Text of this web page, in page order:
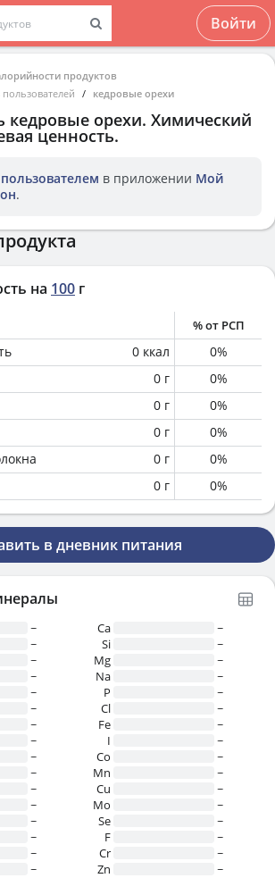
Войти
продуктов
кедровые орехи
кедровые орехи. Химический
ценность.
пользователем в приложении Мой
.
на 100 г
% от РСП
0 ккал 0%
0 г 0%
0 г 0%
0 г 0%
0 г 0%
0 г 0%
в дневник питания
~
~
~
~
~
~
~
~
~
~
~
~
~
~
~
~
Ca
~
Si
~
Mg
~
Na
~
P
~
Cl
~
Fe
~
I
~
Co
~
Mn
~
Cu
~
Mo
~
Se
~
F
~
Cr
~
Zn
~